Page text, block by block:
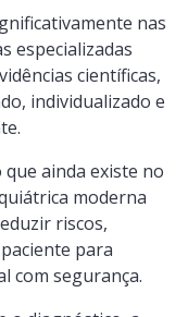
nas
especializadas
científicas,
individualizado e
ainda existe no
moderna
riscos,
para
com segurança.